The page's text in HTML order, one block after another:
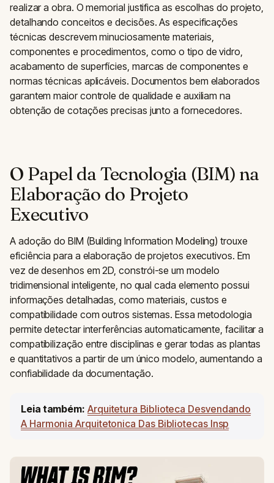
realizar a obra. O memorial justifica as escolhas do projeto,
detalhando conceitos e decisões. As especificações
técnicas descrevem minuciosamente materiais,
componentes e procedimentos, como o tipo de vidro,
acabamento de superfícies, marcas de componentes e
normas técnicas aplicáveis. Documentos bem elaborados
garantem maior controle de qualidade e auxiliam na
obtenção de cotações precisas junto a fornecedores.
O Papel da Tecnologia (BIM) na
Elaboração do Projeto
Executivo
A adoção do BIM (Building Information Modeling) trouxe
eficiência para a elaboração de projetos executivos. Em
vez de desenhos em 2D, constrói-se um modelo
tridimensional inteligente, no qual cada elemento possui
informações detalhadas, como materiais, custos e
compatibilidade com outros sistemas. Essa metodologia
permite detectar interferências automaticamente, facilitar a
compatibilização entre disciplinas e gerar todas as plantas
e quantitativos a partir de um único modelo, aumentando a
confiabilidade da documentação.
Leia também: Arquitetura Biblioteca Desvendando
A Harmonia Arquitetonica Das Bibliotecas Insp